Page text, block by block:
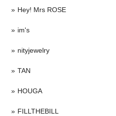
Hey! Mrs ROSE
im's
nityjewelry
TAN
HOUGA
FILLTHEBILL